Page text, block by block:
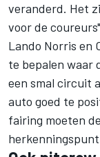
veranderd. Het
voor de
Lando Norris en
te bepalen waar
een smal circuit
auto goed te
fairing moeten